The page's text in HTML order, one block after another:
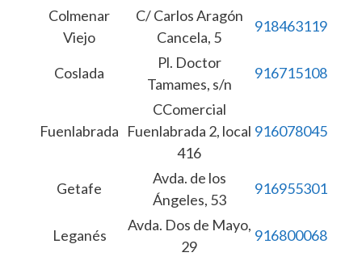
Colmenar
Viejo
C/ Carlos Aragón
Cancela, 5
918463119
Coslada
Pl. Doctor
Tamames, s/n
916715108
Fuenlabrada
CComercial
Fuenlabrada 2, local
416
916078045
Getafe
Avda. de los
Ángeles, 53
916955301
Leganés
Avda. Dos de Mayo,
29
916800068